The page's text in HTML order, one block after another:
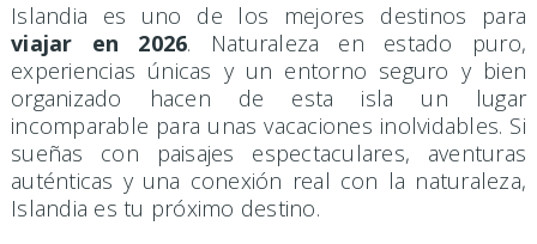
Islandia es uno de los mejores destinos para
viajar en 2026. Naturaleza en estado puro,
experiencias únicas y un entorno seguro y bien
organizado hacen de esta isla un lugar
incomparable para unas vacaciones inolvidables. Si
sueñas con paisajes espectaculares, aventuras
auténticas y una conexión real con la naturaleza,
Islandia es tu próximo destino.